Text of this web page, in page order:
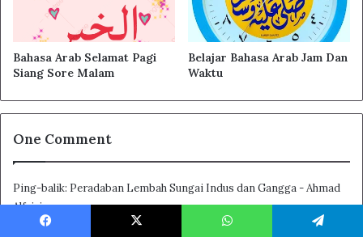
Bahasa Arab Selamat Pagi
Siang Sore Malam
Belajar Bahasa Arab Jam Dan
Waktu
One Comment
Ping-balik: Peradaban Lembah Sungai Indus dan Gangga - Ahmad
Alfajri